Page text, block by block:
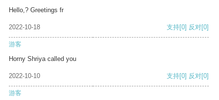
Hello,? Greetings fr
2022-10-18 支持[0] 反对[0]
游客
Horny Shriya called you
2022-10-10 支持[0] 反对[0]
游客